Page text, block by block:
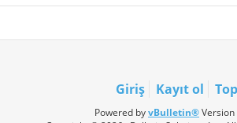
Giriş Kayıt ol Top
Powered byvBulletin®Version